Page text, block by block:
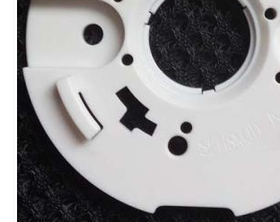
Послуги
Новини
Вакансії
Вхід/
авторизація